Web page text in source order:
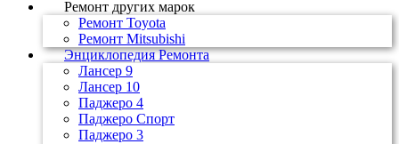
Ремонт других марок
Ремонт Toyota
Ремонт Mitsubishi
Энциклопедия Ремонта
Лансер 9
Лансер 10
Паджеро 4
Паджеро Спорт
Паджеро 3